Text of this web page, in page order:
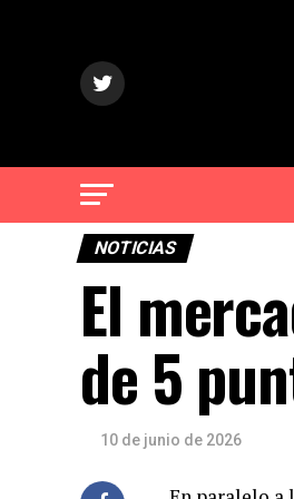
NOTICIAS
El
de 5
10 de junio de 2026